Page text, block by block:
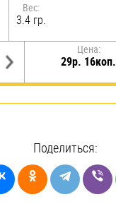
Вес:
3.4 гр.
Цена:
29р. 16коп.
Поделиться: